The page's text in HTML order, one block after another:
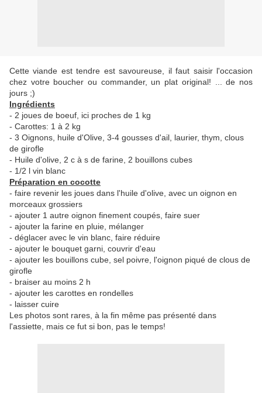
Cette viande est tendre est savoureuse, il faut saisir l'occasion
chez votre boucher ou commander, un plat original! ... de nos
jours ;)
Ingrédients
- 2 joues de boeuf, ici proches de 1 kg
- Carottes: 1 à 2 kg
- 3 Oignons, huile d'Olive, 3-4 gousses d'ail, laurier, thym, clous
de girofle
- Huile d'olive, 2 c à s de farine, 2 bouillons cubes
- 1/2 l vin blanc
Préparation en cocotte
- faire revenir les joues dans l'huile d'olive, avec un oignon en
morceaux grossiers
- ajouter 1 autre oignon finement coupés, faire suer
- ajouter la farine en pluie, mélanger
- déglacer avec le vin blanc, faire réduire
- ajouter le bouquet garni, couvrir d'eau
- ajouter les bouillons cube, sel poivre, l'oignon piqué de clous de
girofle
- braiser au moins 2 h
- ajouter les carottes en rondelles
- laisser cuire
Les photos sont rares, à la fin même pas présenté dans
l'assiette, mais ce fut si bon, pas le temps!